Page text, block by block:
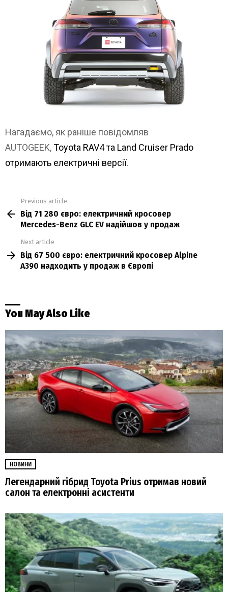
Нагадаємо, як раніше повідомляв
AUTOGEEK,Toyota RAV4 та Land Cruiser Prado
отримають електричні версії.
more
Previous article
Від 71 280 євро: електричний кросовер
Mercedes-Benz GLC EV надійшов у продаж
Next article
Від 67 500 євро: електричний кросовер Alpine
A390 надходить у продаж в Європі
You May Also Like
НОВИНИ
Легендарний гібрид Toyota Prius отримав новий
салон та електронні асистенти